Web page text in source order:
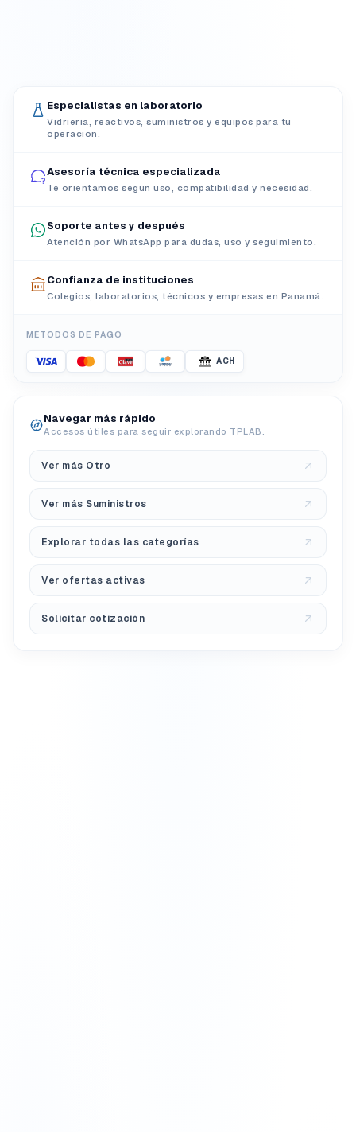
Especialistas en laboratorio
Vidriería, reactivos, suministros y equipos para tu
operación.
Asesoría técnica especializada
Te orientamos según uso, compatibilidad y necesidad.
Soporte antes y después
Atención por WhatsApp para dudas, uso y seguimiento.
Confianza de instituciones
Colegios, laboratorios, técnicos y empresas en Panamá.
MÉTODOS DE PAGO
ACH
Navegar más rápido
Accesos útiles para seguir explorando TPLAB.
Ver más Otro
Ver más Suministros
Explorar todas las categorías
Ver ofertas activas
Solicitar cotización